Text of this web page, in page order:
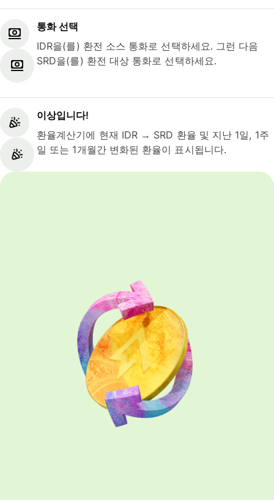
통화 선택
IDR을(를) 환전 소스 통화로 선택하세요. 그런 다음
SRD을(를) 환전 대상 통화로 선택하세요.
이상입니다!
환율계산기에 현재 IDR → SRD 환율 및 지난 1일, 1주
일 또는 1개월간 변화된 환율이 표시됩니다.